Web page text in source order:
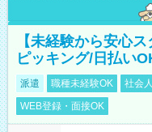
【未経験から安心
ピッキング/日払い
派遣 職種未経験OK 社会
WEB登録・面接OK